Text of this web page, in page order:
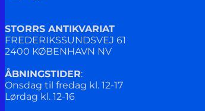
STORRS ANTIKVARIAT
FREDERIKSSUNDSVEJ 61
2400 KØBENHAVN NV
ÅBNINGSTIDER:
Onsdag til fredag kl. 12-17
Lørdag kl. 12-16